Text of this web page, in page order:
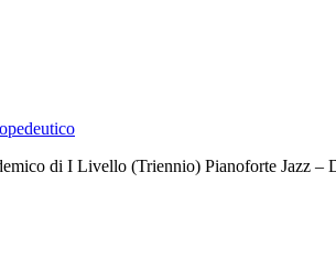
di I Livello (Triennio) Pianoforte Jazz